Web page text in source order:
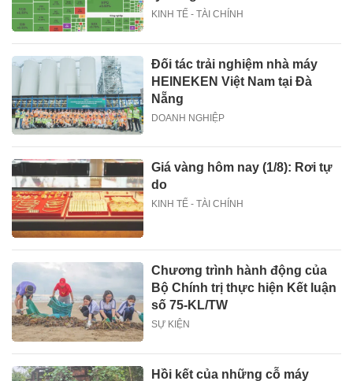
KINH TẾ - TÀI CHÍNH
Đối tác trải nghiệm nhà máy
HEINEKEN Việt Nam tại Đà
Nẵng
DOANH NGHIỆP
Giá vàng hôm nay (1/8): Rơi tự
do
KINH TẾ - TÀI CHÍNH
Chương trình hành động của
Bộ Chính trị thực hiện Kết luận
số 75-KL/TW
SỰ KIỆN
Hồi kết của những cỗ máy